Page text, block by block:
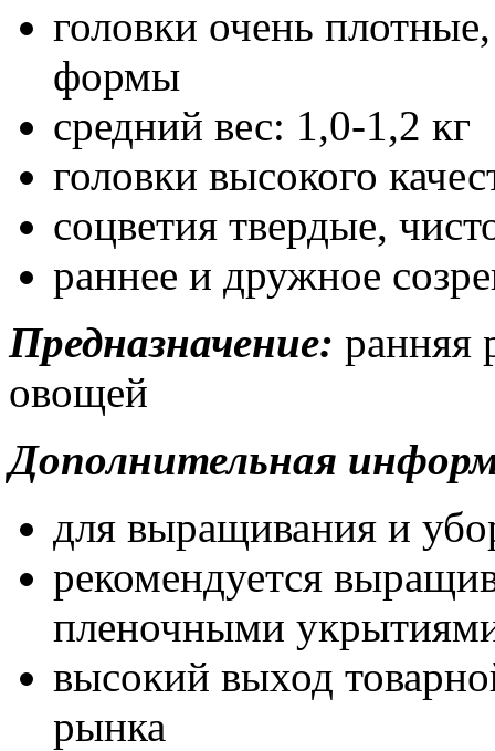
головки очень
формы
средний вес: 1,0-1,2 кг
головки высокого
соцветия твердые,
раннее и дружное
Предназначение: ранняя
овощей
Дополнительная
для выращивания и
рекомендуется
пленочными
высокий выход
рынка